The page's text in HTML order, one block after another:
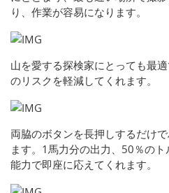
り、作業が容易になります。
山を愛する探検家にとっても最
のリスクを軽減してくれます。
両脇のボタンを長押しするだけ
ます。1馬力分の出力、50％の
能力で即座に応えてくれます。